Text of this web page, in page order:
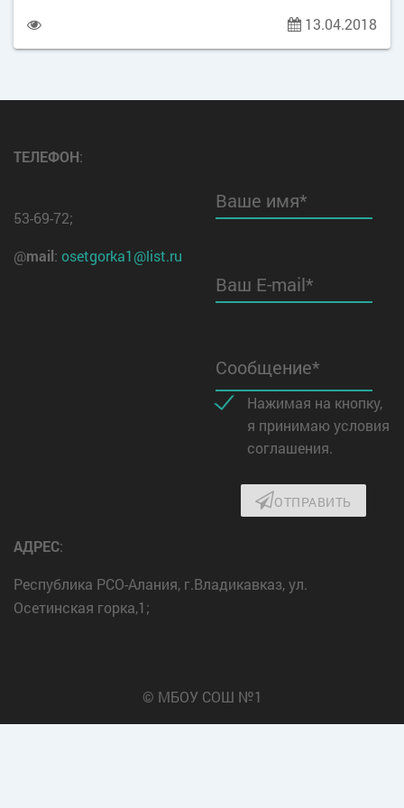
России и редакция журнала «Экономическая
политика России» формируют Всероссийскую
Бесплатно присоединиться к коллегам-педагогам
сотрудники. Ссылка на ресурс: https://worknet-
13.04.2018
ТЕЛЕФОН:
53-69-72;
@mail: osetgorka1@list.ru
Ваше имя*
Ваш E-mail*
Сообщение*
Нажимая на кнопку,
я принимаю условия
соглашения.
ОТПРАВИТЬ
АДРЕС:
Республика РСО-Алания, г.Владикавказ, ул.
Осетинская горка,1;
© МБОУ СОШ №1